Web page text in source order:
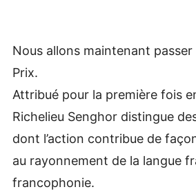
Nous allons maintenant passer
Prix.
Attribué pour la première fois
Richelieu Senghor distingue
dont l’action contribue de
au rayonnement de la langue
francophonie.